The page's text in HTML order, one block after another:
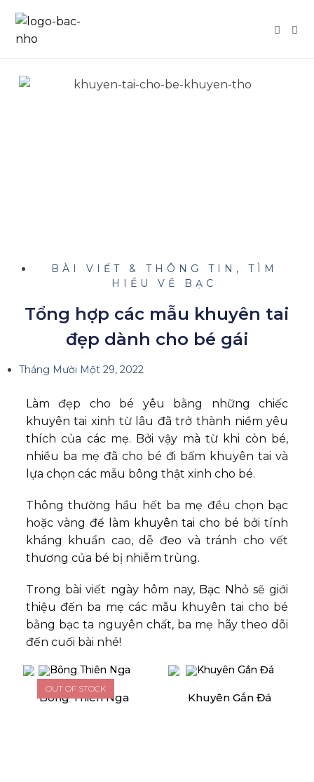
BÀI VIẾT & THÔNG TIN , TÌM
HIỂU VỀ BẠC
Tổng hợp các mẫu khuyên tai
đẹp dành cho bé gái
Tháng Mười Một 29, 2022
Làm đẹp cho bé yêu bằng những chiếc
khuyên tai xinh từ lâu đã trở thành niềm yêu
thích của các mẹ. Bởi vậy mà từ khi còn bé,
nhiều ba mẹ đã cho bé đi bấm khuyên tai và
lựa chọn các mẫu bông thật xinh cho bé.
Thông thường hầu hết ba mẹ đều chọn bạc
hoặc vàng để làm khuyên tai cho bé bởi tính
kháng khuẩn cao, dễ đeo và tránh cho vết
thương của bé bị nhiễm trùng.
Trong bài viết ngày hôm nay, Bạc Nhỏsẽ giới
thiệu đến ba mẹ các mẫu khuyên tai cho bé
bằng bạc ta nguyên chất, ba mẹ hãy theo dõi
đến cuối bài nhé!
OUT OF STOCK
Bông Thiên Nga Khuyên Gắn Đá